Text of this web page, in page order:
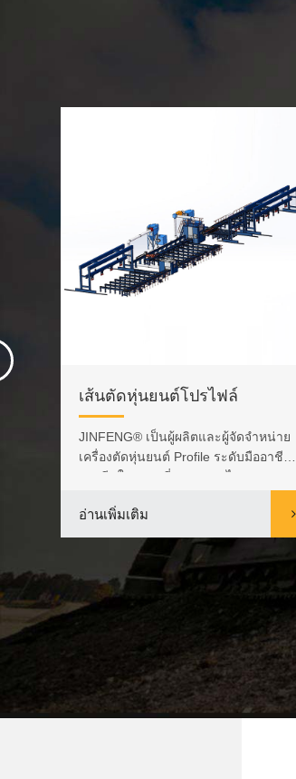
เส้นตัดหุ่นยนต์โปรไฟล์
JINFENG® เป็นผู้ผลิตและผู้จัดจำหน่าย
เครื่องตัดหุ่นยนต์ Profile ระดับมืออาชีพ
ของจีนในราคาที่เหมาะสม ไ...
อ่านเพิ่มเติม